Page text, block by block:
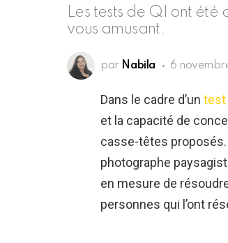
Les tests de QI ont été
vous amusant.
par Nabila 6
Dans le cadre d’un test
et la capacité de
casse-têtes proposés.
photographe
en mesure de
personnes qui l’ont